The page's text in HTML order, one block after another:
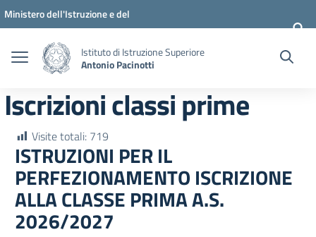
Vai ai contenuti
Vai al menu di navigazione
Vai al footer
Ministero dell'Istruzione e del
Istituto di Istruzione Superiore
Antonio Pacinotti
Iscrizioni classi prime
Visite totali: 719
ISTRUZIONI PER IL
PERFEZIONAMENTO ISCRIZIONE
ALLA CLASSE PRIMA A.S.
2026/2027